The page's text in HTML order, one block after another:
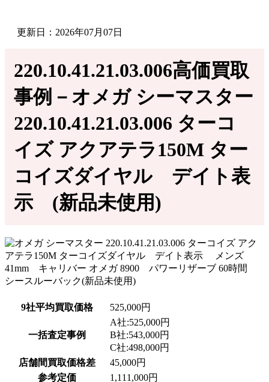
更新日：2026年07月07日
220.10.41.21.03.006高価買取
事例－オメガ シーマスター
220.10.41.21.03.006 ターコ
イズ アクアテラ150M ター
コイ ズダイヤル デイト表
示 (新品未使用)
9社平均買取価格 525,000円
一括査定事例
A社:525,000円
B社:543,000円
C社:498,000円
店舗間買取価格差
45,000円
参考定価
1,111,000円